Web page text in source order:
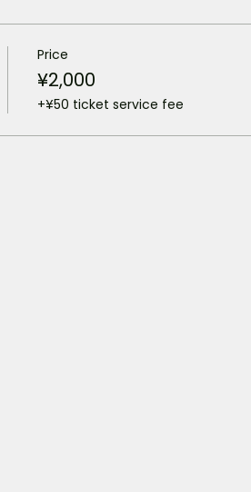
Price
¥2,000
+¥50 ticket service fee